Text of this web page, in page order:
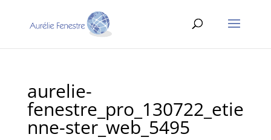
aurelie-
fenestre_pro_130722_etie
nne-ster_web_5495